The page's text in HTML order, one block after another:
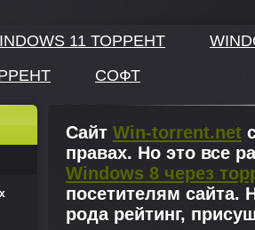
11 ТОРРЕНТ
СОФТ
Сайт Win-torrent.net
правах. Но это все
Windows 8 через
посетителям сайта.
рода рейтинг,